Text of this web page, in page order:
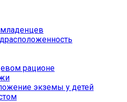
рационе
экземы у детей